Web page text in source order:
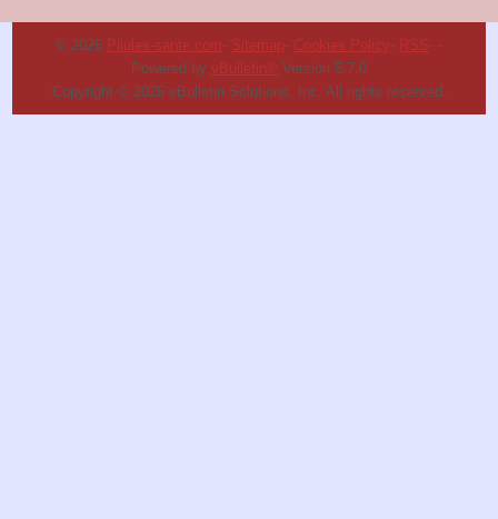
© 2026 Pilules-sante.com- Sitemap- Cookies Policy- RSS- -
Powered by vBulletin® Version 5.7.0
Copyright © 2026 vBulletin Solutions, Inc. All rights reserved.